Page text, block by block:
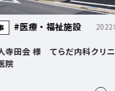
施設 2022年竣工
だ内科クリニック 寺
平